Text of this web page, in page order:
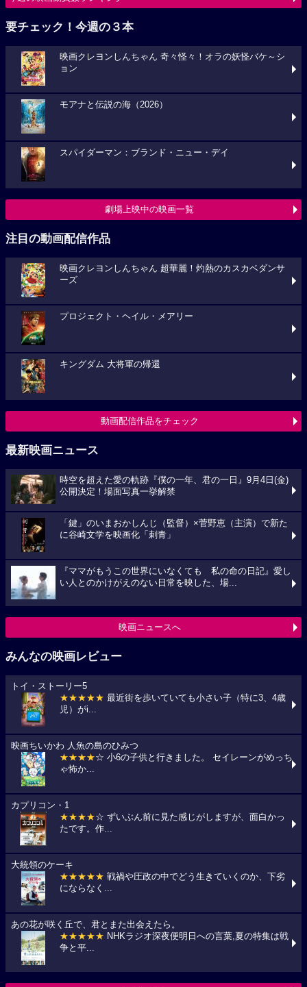
要チェック！今週の３本
映画クレヨンしんちゃん 奇々怪々！オラの妖怪バケ～シ
ョン
モアナと伝説の海（2026）
スパイダーマン：ブランド・ニュー・デイ
劇場上映中の映画一覧
注目の動画配信作品
映画クレヨンしんちゃん 超華麗！灼熱のカスカベダンサ
ーズ
プロジェクト・ヘイル・メアリー
キングダム 大将軍の帰還
動画配信作品をチェック
最新映画ニュース
時空を超えた愛の軌跡『僕の一年、君の一日』9月4日(金)
公開決定！場面写真一挙解禁
「鍵」のいまおかしんじ（監督）×菅野恵（主演）で新た
に谷崎文学を映画化「刺青」
『ママがもうこの世界にいなくても 私の命の日記』愛し
い人とのかけがえのない日常を映した、場...
映画ニュースへ
みんなの映画レビュー
トイ・ストーリー5
★★★★★ 最近街を歩いていても小さい子（特に3、4歳
児）がi...
映画ちいかわ 人魚の島のひみつ
★★★★☆ 小6の子供と行きました。 セイレーンがめっち
ゃ怖か...
カプリコン・1
★★★★☆ ずいぶん前に見た感じがしますが、面白かっ
たです。作...
大統領のケーキ
★★★★★ 戦禍や圧政の中でどう生きていくのか、下劣
にならなく...
あの花が咲く丘で、君とまた出会えたら。
★★★★★ NHKラジオ深夜便明日への言葉,夏の特集は戦
争と平...